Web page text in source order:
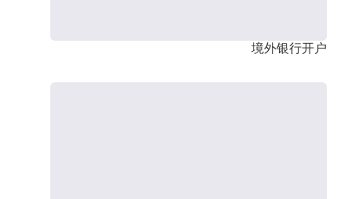
境外银行开户